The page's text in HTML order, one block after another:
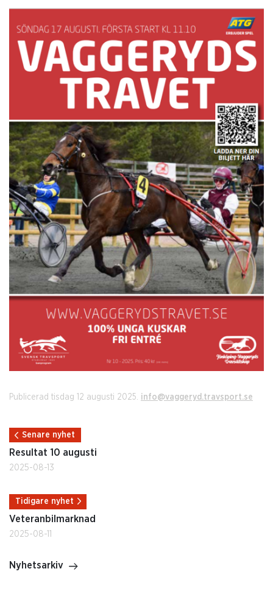
Publicerad tisdag 12 augusti 2025. info@vaggeryd.travsport.se
Senare nyhet
Resultat 10 augusti
2025-08-13
Tidigare nyhet
Veteranbilmarknad
2025-08-11
Nyhetsarkiv